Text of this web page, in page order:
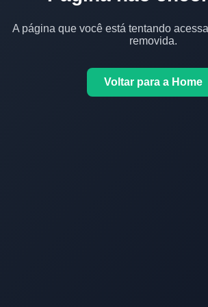
A página que você está tentando
removida.
Voltar para a Home